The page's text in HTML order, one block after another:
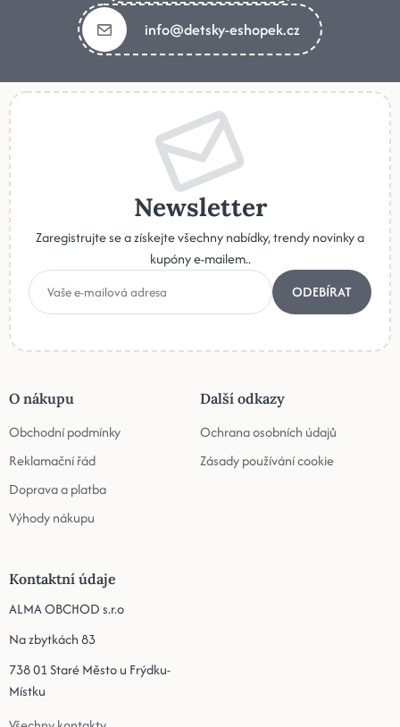
info@detsky-eshopek.cz
Newsletter
Zaregistrujte se a získejte všechny nabídky, trendy novinky a
kupóny e-mailem..
ODEBÍRAT
O nákupu
Obchodní podmínky
Reklamační řád
Doprava a platba
Výhody nákupu
Další odkazy
Ochrana osobních údajů
Zásady používání cookie
Kontaktní údaje
ALMA OBCHOD s.r.o
Na zbytkách 83
738 01 Staré Město u Frýdku-
Místku